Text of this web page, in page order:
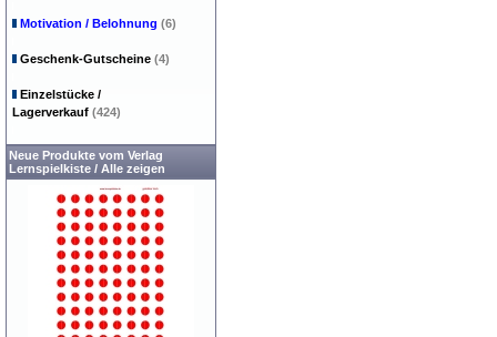
Motivation / Belohnung (6)
Geschenk-Gutscheine (4)
Einzelstücke /
Lagerverkauf (424)
Neue Produkte vom Verlag
Lernspielkiste / Alle zeigen